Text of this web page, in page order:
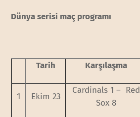
Dünya serisi maç programı
Tarih Karşılaşma
1 Ekim 23
Cardinals 1 – Red
Sox 8